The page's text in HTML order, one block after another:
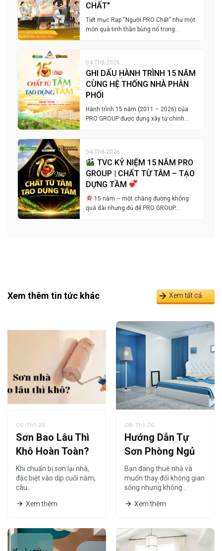
CHẤT”
Tiết mục Rap “Người PRO Chất” như một
món quà tinh thần bùng nổ trong…
04-Th8-2026
GHI DẤU HÀNH TRÌNH 15 NĂM
CÙNG HỆ THỐNG NHÀ PHÂN
PHỐI
Hành trình 15 năm (2011 – 2026) của
PRO GROUP được dựng xây từ chính…
04-Th8-2026
TVC KỶ NIỆM 15 NĂM PRO
GROUP | CHẤT TỪ TÂM – TẠO
DỰNG TẦM
15 năm – một chặng đường không
quá dài nhưng đủ để PRO GROUP…
Xem thêm tin tức khác Xem tất cả
09-Th1-26
Sơn Bao Lâu Thì
Khô Hoàn Toàn?
Thời Gian Khô
Sơn Nội Thất Chi
Tiết Nhất
Khi chuẩn bị sơn lại nhà,
đặc biệt vào dịp cuối năm,
câu…
Xem thêm
08-Th1-26
Hướng Dẫn Tự
Sơn Phòng Ngủ
Tiết Kiệm Cho
Người Thuê Nhà
Bạn đang thuê nhà và
muốn thay đổi không gian
sống nhưng không…
Xem thêm